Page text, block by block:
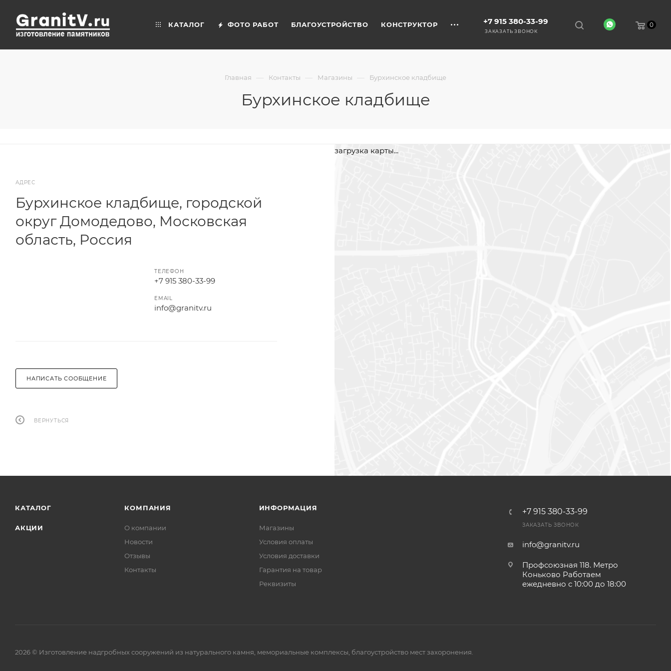
+7 915 380-33-99
ЗАКАЗАТЬ ЗВОНОК
0
КАТАЛОГ ФОТО РАБОТ БЛАГОУСТРОЙСТВО КОНСТРУКТОР
Главная — Контакты — Магазины — Бурхинское кладбище
Бурхинское кладбище
АДРЕС
Бурхинское кладбище, городской
округ Домодедово, Московская
область, Россия
ТЕЛЕФОН
+7 915 380-33-99
EMAIL
info@granitv.ru
НАПИСАТЬ СООБЩЕНИЕ
ВЕРНУТЬСЯ
загрузка карты...
КАТАЛОГ
АКЦИИ
КОМПАНИЯ
О компании
Новости
Отзывы
Контакты
ИНФОРМАЦИЯ
Магазины
Условия оплаты
Условия доставки
Гарантия на товар
Реквизиты
+7 915 380-33-99
ЗАКАЗАТЬ ЗВОНОК
info@granitv.ru
Профсоюзная 118. Метро
Коньково Работаем
ежедневно с 10:00 до 18:00
2026 © Изготовление надгробных сооружений из натурального камня, мемориальные комплексы, благоустройство мест захоронения.